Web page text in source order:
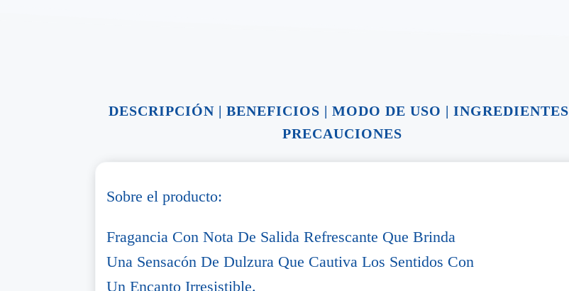
DESCRIPCIÓN| BENEFICIOS | MODO DE USO | INGREDIENTES
PRECAUCIONES
Sobre el producto:
Fragancia Con Nota De Salida Refrescante Que Brinda
Una Sensacón De Dulzura Que Cautiva Los Sentidos Con
Un Encanto Irresistible.